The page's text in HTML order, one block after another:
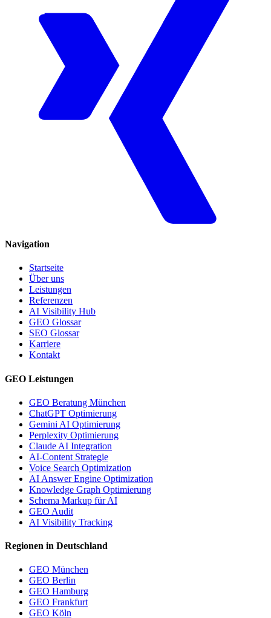
Navigation
Startseite
Über uns
Leistungen
Referenzen
AI Visibility Hub
GEO Glossar
SEO Glossar
Karriere
Kontakt
GEO Leistungen
GEO Beratung München
ChatGPT Optimierung
Gemini AI Optimierung
Perplexity Optimierung
Claude AI Integration
AI-Content Strategie
Voice Search Optimization
AI Answer Engine Optimization
Knowledge Graph Optimierung
Schema Markup für AI
GEO Audit
AI Visibility Tracking
Regionen in Deutschland
GEO München
GEO Berlin
GEO Hamburg
GEO Frankfurt
GEO Köln